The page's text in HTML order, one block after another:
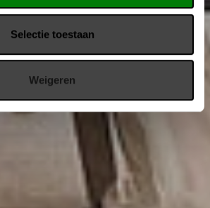
Selectie toestaan
Weigeren